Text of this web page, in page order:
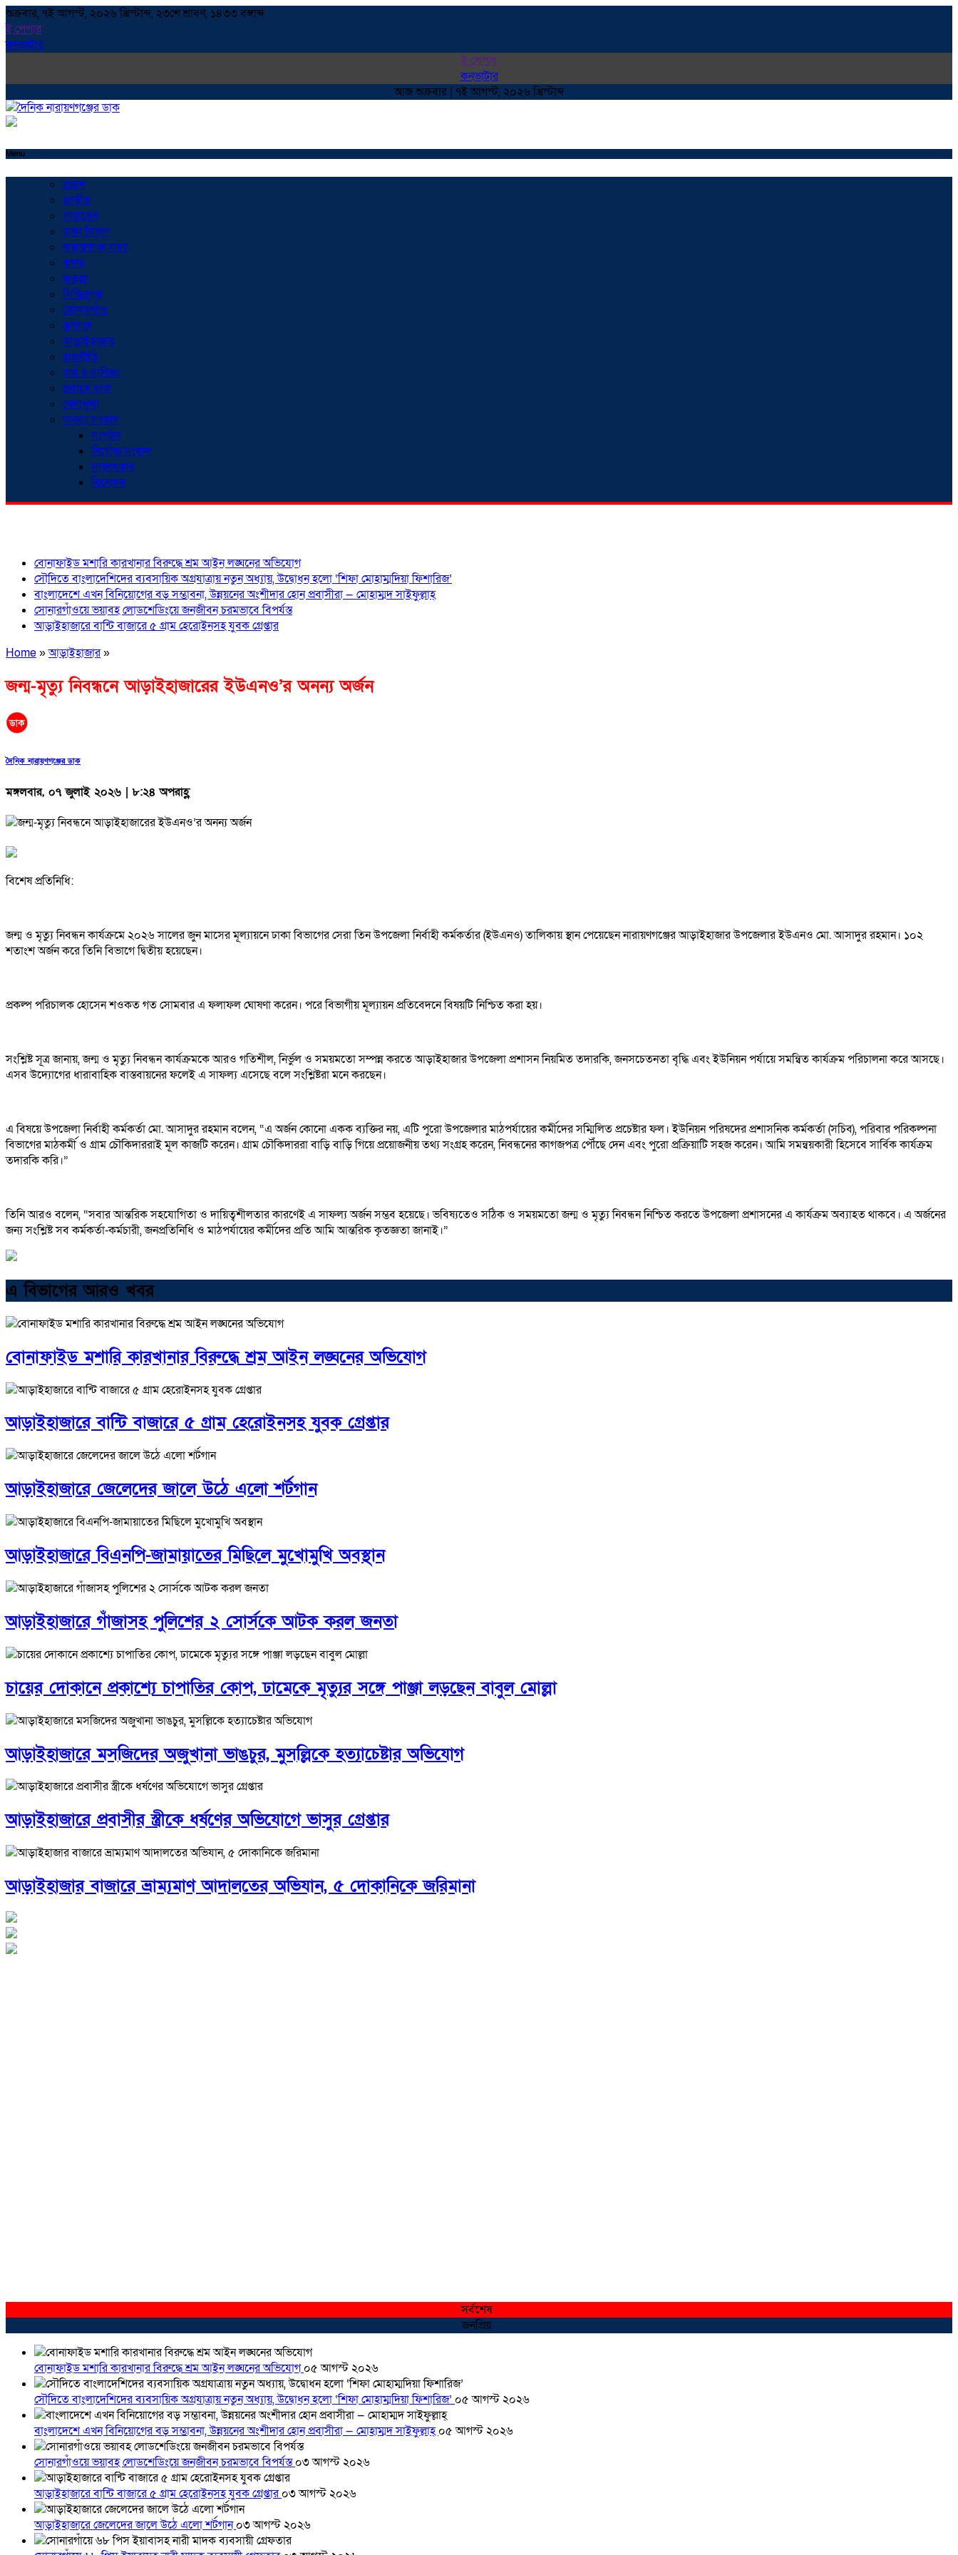
শুক্রবার, ৭ই আগস্ট, ২০২৬ খ্রিস্টাব্দ, ২৩শে শ্রাবণ, ১৪৩৩ বঙ্গাব্দ
ই পেপার
কনভাটার
ই পেপার
কনভাটার
আজ শুক্রবার | ৭ই আগস্ট, ২০২৬ খ্রিস্টাব্দ
Menu
প্রচ্ছদ
জাতীয়
সারাদেশ
ঢাকা বিভাগ
নারায়ণগঞ্জ সদর
বন্দর
ফতুল্লা
সিদ্ধিরগঞ্জ
সোনারগাঁও
রূপগঞ্জ
আড়াইহাজার
রাজনীতি
অর্থ ও বাণিজ্য
প্রবাসে ডাক
খেলাধুলা
অনন্যা সংবাদ
সংগঠন
নিখোঁজ সংবাদ
সাক্ষাৎকার
বিনোদন
বোনাফাইড মশারি কারখানার বিরুদ্ধে শ্রম আইন লঙ্ঘনের অভিযোগ
সৌদিতে বাংলাদেশিদের ব্যবসায়িক অগ্রযাত্রায় নতুন অধ্যায়, উদ্বোধন হলো ‘শিফা মোহাম্মদিয়া ফিশারিজ’
বাংলাদেশে এখন বিনিয়োগের বড় সম্ভাবনা, উন্নয়নের অংশীদার হোন প্রবাসীরা — মোহাম্মদ সাইফুল্লাহ্
সোনারগাঁওয়ে ভয়াবহ লোডশেডিংয়ে জনজীবন চরমভাবে বিপর্যস্ত
আড়াইহাজারে বান্টি বাজারে ৫ গ্রাম হেরোইনসহ যুবক গ্রেপ্তার
Home»আড়াইহাজার»
জন্ম-মৃত্যু নিবন্ধনে আড়াইহাজারের ইউএনও’র অনন্য অর্জন
দৈনিক নারায়ণগঞ্জের ডাক
মঙ্গলবার, ০৭ জুলাই ২০২৬ | ৮:২৪ অপরাহ্ণ
বিশেষ প্রতিনিধি:
জন্ম ও মৃত্যু নিবন্ধন কার্যক্রমে ২০২৬ সালের জুন মাসের মূল্যায়নে ঢাকা বিভাগের সেরা তিন উপজেলা নির্বাহী কর্মকর্তার (ইউএনও) তালিকায় স্থান পেয়েছেন নারায়ণগঞ্জের আড়াইহাজার উপজেলার ইউএনও মো. আসাদুর রহমান। ১০২
শতাংশ অর্জন করে তিনি বিভাগে দ্বিতীয় হয়েছেন।
প্রকল্প পরিচালক হোসেন শওকত গত সোমবার এ ফলাফল ঘোষণা করেন। পরে বিভাগীয় মূল্যায়ন প্রতিবেদনে বিষয়টি নিশ্চিত করা হয়।
সংশ্লিষ্ট সূত্র জানায়, জন্ম ও মৃত্যু নিবন্ধন কার্যক্রমকে আরও গতিশীল, নির্ভুল ও সময়মতো সম্পন্ন করতে আড়াইহাজার উপজেলা প্রশাসন নিয়মিত তদারকি, জনসচেতনতা বৃদ্ধি এবং ইউনিয়ন পর্যায়ে সমন্বিত কার্যক্রম পরিচালনা করে আসছে।
এসব উদ্যোগের ধারাবাহিক বাস্তবায়নের ফলেই এ সাফল্য এসেছে বলে সংশ্লিষ্টরা মনে করছেন।
এ বিষয়ে উপজেলা নির্বাহী কর্মকর্তা মো. আসাদুর রহমান বলেন, “এ অর্জন কোনো একক ব্যক্তির নয়, এটি পুরো উপজেলার মাঠপর্যায়ের কর্মীদের সম্মিলিত প্রচেষ্টার ফল। ইউনিয়ন পরিষদের প্রশাসনিক কর্মকর্তা (সচিব), পরিবার পরিকল্পনা
বিভাগের মাঠকর্মী ও গ্রাম চৌকিদাররাই মূল কাজটি করেন। গ্রাম চৌকিদাররা বাড়ি বাড়ি গিয়ে প্রয়োজনীয় তথ্য সংগ্রহ করেন, নিবন্ধনের কাগজপত্র পৌঁছে দেন এবং পুরো প্রক্রিয়াটি সহজ করেন। আমি সমন্বয়কারী হিসেবে সার্বিক কার্যক্রম
তদারকি করি।”
তিনি আরও বলেন, “সবার আন্তরিক সহযোগিতা ও দায়িত্বশীলতার কারণেই এ সাফল্য অর্জন সম্ভব হয়েছে। ভবিষ্যতেও সঠিক ও সময়মতো জন্ম ও মৃত্যু নিবন্ধন নিশ্চিত করতে উপজেলা প্রশাসনের এ কার্যক্রম অব্যাহত থাকবে। এ অর্জনের
জন্য সংশ্লিষ্ট সব কর্মকর্তা-কর্মচারী, জনপ্রতিনিধি ও মাঠপর্যায়ের কর্মীদের প্রতি আমি আন্তরিক কৃতজ্ঞতা জানাই।”
এ বিভাগের আরও খবর
বোনাফাইড মশারি কারখানার বিরুদ্ধে শ্রম আইন লঙ্ঘনের অভিযোগ
আড়াইহাজারে বান্টি বাজারে ৫ গ্রাম হেরোইনসহ যুবক গ্রেপ্তার
আড়াইহাজারে জেলেদের জালে উঠে এলো শর্টগান
আড়াইহাজারে বিএনপি-জামায়াতের মিছিলে মুখোমুখি অবস্থান
আড়াইহাজারে গাঁজাসহ পুলিশের ২ সোর্সকে আটক করল জনতা
চায়ের দোকানে প্রকাশ্যে চাপাতির কোপ, ঢামেকে মৃত্যুর সঙ্গে পাঞ্জা লড়ছেন বাবুল মোল্লা
আড়াইহাজারে মস‌জি‌দের অজুখানা ভাঙচুর, মুসল্লিকে হত্যাচেষ্টার অভিযোগ
আড়াইহাজারে প্রবাসীর স্ত্রীকে ধর্ষণের অভিযোগে ভাসুর গ্রেপ্তার
আড়াইহাজার বাজারে ভ্রাম্যমাণ আদালতের অভিযান, ৫ দোকানিকে জরিমানা
সর্বশেষ
জনপ্রিয়
বোনাফাইড মশারি কারখানার বিরুদ্ধে শ্রম আইন লঙ্ঘনের অভিযোগ০৫ আগস্ট ২০২৬
সৌদিতে বাংলাদেশিদের ব্যবসায়িক অগ্রযাত্রায় নতুন অধ্যায়, উদ্বোধন হলো ‘শিফা মোহাম্মদিয়া ফিশারিজ’ ০৫ আগস্ট ২০২৬
বাংলাদেশে এখন বিনিয়োগের বড় সম্ভাবনা, উন্নয়নের অংশীদার হোন প্রবাসীরা — মোহাম্মদ সাইফুল্লাহ্০৫ আগস্ট ২০২৬
সোনারগাঁওয়ে ভয়াবহ লোডশেডিংয়ে জনজীবন চরমভাবে বিপর্যস্ত০৩ আগস্ট ২০২৬
আড়াইহাজারে বান্টি বাজারে ৫ গ্রাম হেরোইনসহ যুবক গ্রেপ্তার০৩ আগস্ট ২০২৬
আড়াইহাজারে জেলেদের জালে উঠে এলো শর্টগান০৩ আগস্ট ২০২৬